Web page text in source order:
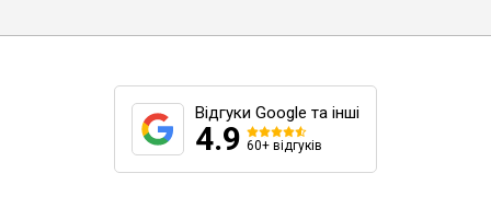
Відгуки Google та інші
4.9 60+ відгуків